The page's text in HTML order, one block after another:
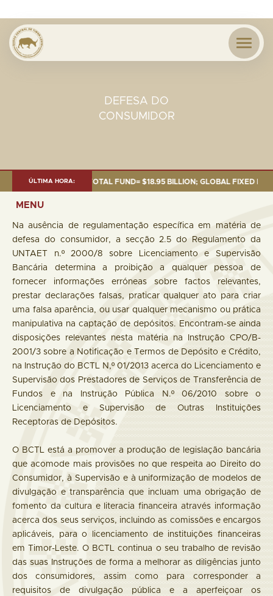
DEFESA DO
CONSUMIDOR
ÚLTIMA HORA:
OF 30 SEP. 2025: TOTAL FUND= $18.95 BILLION; GLOBAL FIXED
MENU
Na ausência de regulamentação específica em matéria de
defesa do consumidor, a secção 2.5 do Regulamento da
UNTAET n.º 2000/8 sobre Licenciamento e Supervisão
Bancária determina a proibição a qualquer pessoa de
fornecer informações erróneas sobre factos relevantes,
prestar declarações falsas, praticar qualquer ato para criar
uma falsa aparência, ou usar qualquer mecanismo ou prática
manipulativa na captação de depósitos. Encontram-se ainda
disposições relevantes nesta matéria na Instrução CPO/B-
2001/3 sobre a Notificação e Termos de Depósito e Crédito,
na Instrução do BCTL N,º 01/2013 acerca do Licenciamento e
Supervisão dos Prestadores de Serviços de Transferência de
Fundos e na Instrução Pública N.º 06/2010 sobre o
Licenciamento e Supervisão de Outras Instituições
Receptoras de Depósitos.
O BCTL está a promover a produção de legislação bancária
que acomode mais provisões no que respeita ao Direito do
Consumidor, à Supervisão e à uniformização de modelos de
divulgação e transparência que incluam uma obrigação de
fomento da cultura e literacia financeira através informação
acerca dos seus serviços, incluindo as comissões e encargos
aplicáveis, para o licenciamento de instituições financeiras
em Timor-Leste. O BCTL continua o seu trabalho de revisão
das suas Instruções de forma a melhorar as diligências junto
dos consumidores, assim como para corresponder a
requisitos de divulgação pública e a aperfeiçoar os